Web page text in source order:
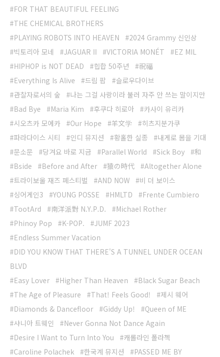
FOR THAT BEAUTIFUL FEELING
THE CHEMICAL BROTHERS
PLAYING ROBOTS INTO HEAVEN
2024 Grammy 신인상
빅토리아 모네
JAGUAR II VICTORIA MONÉT
EZ MIL
HIPHOP is NOT DEAD
힙합 50주년
祝福
Everything Is Alive
드림 팝
슬로우다이브
관찰자로서의 숲
나는 그걸 사랑이라 불러 자주 안 쓰는 말이지만
Bad Bye
Maria Kim 후쿠다 히로아
카사이 유리카
시오츠카 모에카
Our Hope 羊文学
히츠지분가쿠
파라다이스 시티
인디 뮤지션 황홀한 실종
내게로 몸을 기대
문소문
당겨요 바로 지금 Parallel World Sick Boy
和
Bside
Before and After 猿の時代
Altogether Alone
트라이보울 재즈 페스티벌
AND NOW
비 더 보이스
싱어게인3
YOUNG POSSE HMLTD
Frente Cumbiero
TootArd
南洋派對 N.Y.P.D.
Michael Rother
Phinoy Pop
K-POP.
JUMF 2023
Endless Summer Vacation
DID YOU KNOW THAT THERE'S A TUNNEL UNDER OCEAN
BLVD
Easy Lover
Higher Than Heaven
Black Sugar Beach
The Age of Pleasure
That! Feels Good!
제시 웨어
Diamonds & Dancefloor
Giddy Up!
Queen of ME
샤니아 트웨인
Never Gonna Not Dance Again
Desire I Want to Turn Into You
캐롤라인 폴라첵
Caroline Polachek
한국계 뮤지션
PASSED ME BY